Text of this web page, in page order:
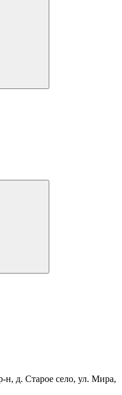
н, д. Старое село, ул. Мира,